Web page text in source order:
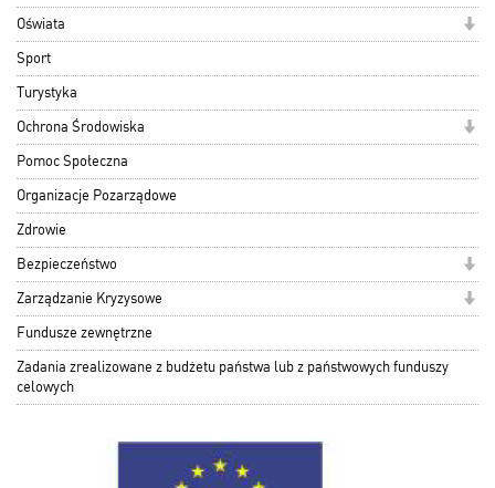
Oświata
Sport
Turystyka
Ochrona Środowiska
Pomoc Społeczna
Organizacje Pozarządowe
Zdrowie
Bezpieczeństwo
Zarządzanie Kryzysowe
Fundusze zewnętrzne
Zadania zrealizowane z budżetu państwa lub z państwowych funduszy
celowych